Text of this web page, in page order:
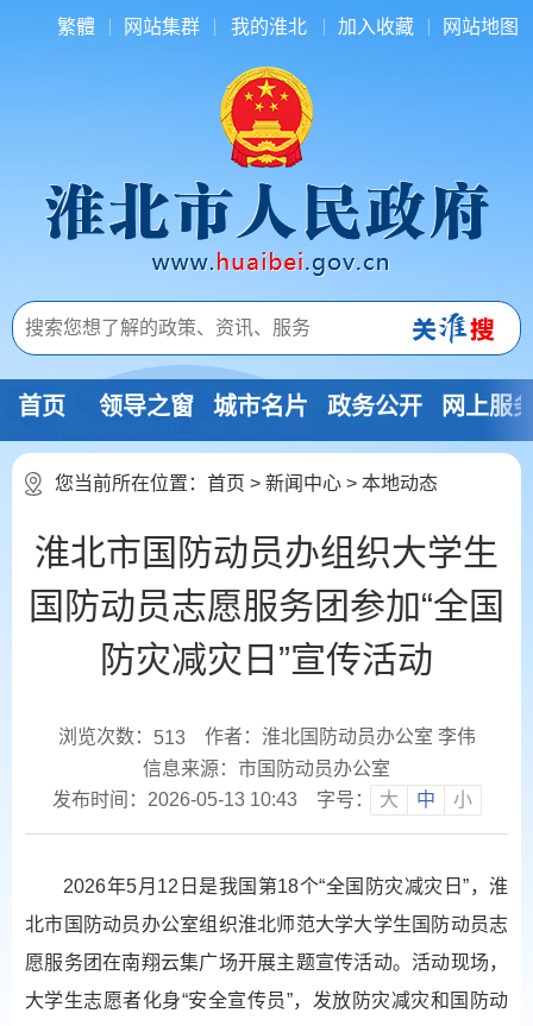
繁體 网站集群 我的淮北 加入收藏 网站地图
首页 领导之窗 城市名片 政务公开 网上服
您当前所在位置： 首页 > 新闻中心 > 本地动态
淮北市国防动员办组织大学生
国防动员志愿服务团参加“全国
防灾减灾日”宣传活动
浏览次数： 513
作者：淮北国防动员办公室 李伟
信息来源：市国防动员办公室
发布时间：2026-05-13 10:43
字号： 大 中 小
2026年5月12日是我国第18个“全国防灾减灾日”，淮
北市国防动员办公室组织淮北师范大学大学生国防动员志
愿服务团在南翔云集广场开展主题宣传活动。活动现场，
大学生志愿者化身“安全宣传员”，发放防灾减灾和国防动